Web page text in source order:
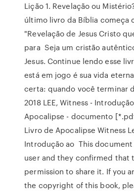
Lição 1. Revelação ou
último livro da Bíblia começa
"Revelação de Jesus Cristo
para Seja um cristão
Jesus. Continue lendo esse
está em jogo é sua vida
certa: quando você terminar
2018 LEE, Witness -
Apocalipse - documento
Livro de Apocalipse Witness
Introdução ao This
user and they confirmed that
permission to share it. If you
the copyright of this book,